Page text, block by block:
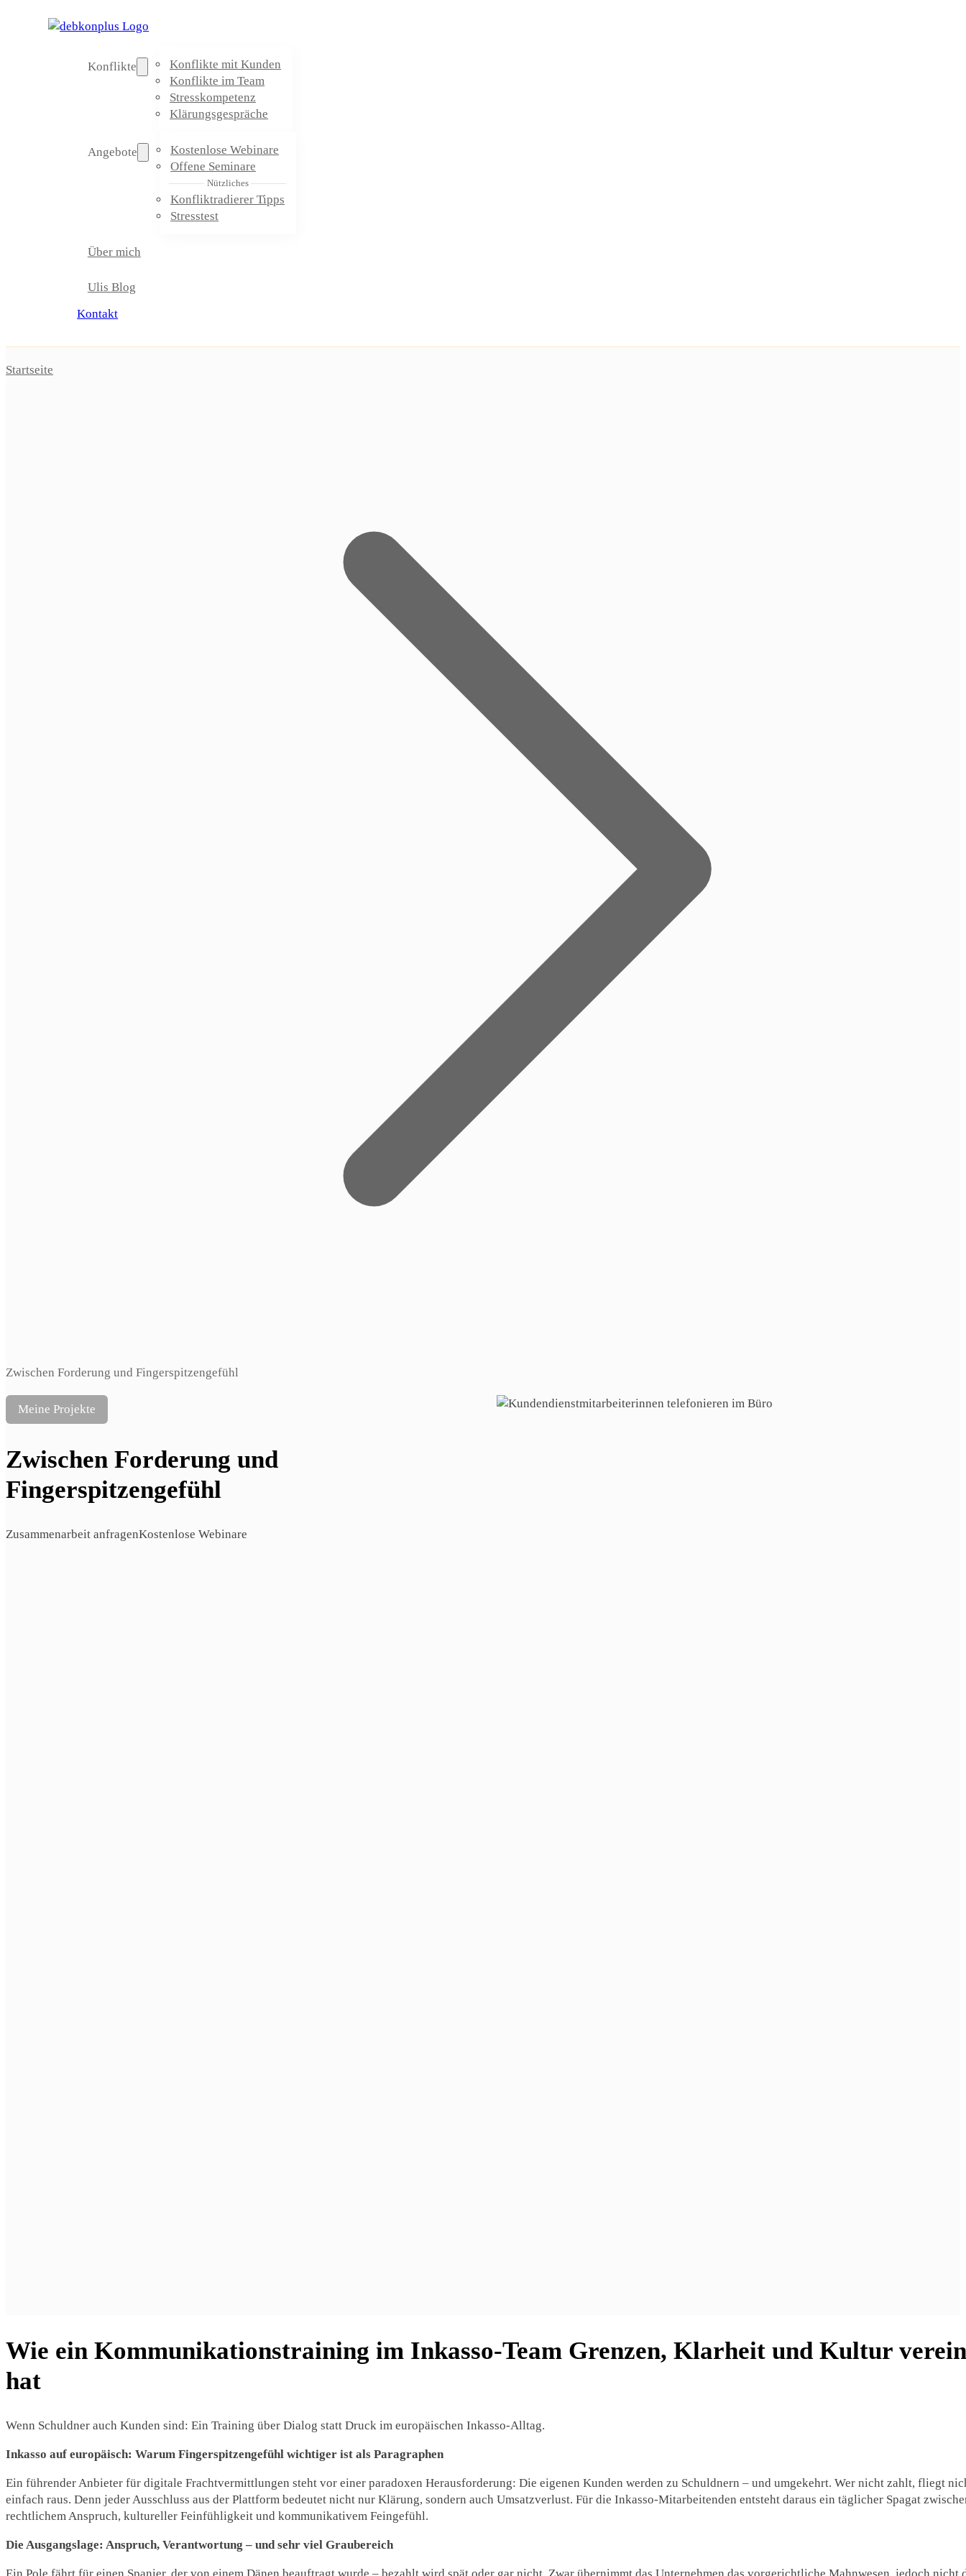
Konflikte
Konflikte mit Kunden
Konflikte im Team
Stresskompetenz
Klärungsgespräche
Angebote
Kostenlose Webinare
Offene Seminare
Nützliches
Konfliktradierer Tipps
Stresstest
Über mich
Ulis Blog
Kontakt
Startseite
Zwischen Forderung und Fingerspitzengefühl
Meine Projekte
Zwischen Forderung und
Fingerspitzengefühl
Zusammenarbeit anfragenKostenlose Webinare
Wie ein Kommunikationstraining im Inkasso-Team Grenzen, Klarheit und Kultur
hat
Wenn Schuldner auch Kunden sind: Ein Training über Dialog statt Druck im europäischen Inkasso-Alltag.
Inkasso auf europäisch: Warum Fingerspitzengefühl wichtiger ist als Paragraphen
Ein führender Anbieter für digitale Frachtvermittlungen steht vor einer paradoxen Herausforderung: Die eigenen Kunden werden zu Schuldnern – und umgekehrt. Wer nicht zahlt, fliegt
einfach raus. Denn jeder Ausschluss aus der Plattform bedeutet nicht nur Klärung, sondern auch Umsatzverlust. Für die Inkasso-Mitarbeitenden entsteht daraus ein täglicher Spagat
rechtlichem Anspruch, kultureller Feinfühligkeit und kommunikativem Feingefühl.
Die Ausgangslage: Anspruch, Verantwortung – und sehr viel Graubereich